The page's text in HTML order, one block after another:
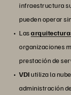
infraestructura
pueden operar
Las
organizaciones
prestación de
VDIutiliza la
administración